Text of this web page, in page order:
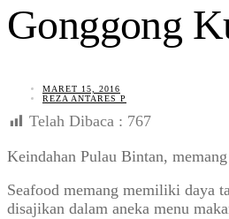
Gonggong
MARET 15, 2016
REZA ANTARES P
Telah Dibaca : 767
Keindahan Pulau Bintan,
Seafood memang memiliki daya
disajikan dalam aneka menu